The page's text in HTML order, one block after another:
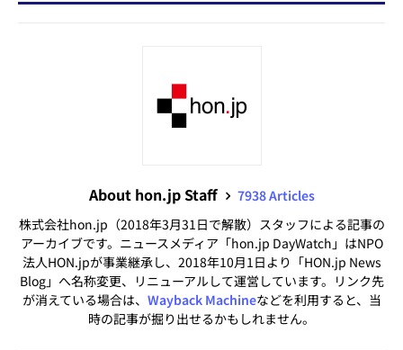
About hon.jp Staff
7938 Articles
株式会社hon.jp（2018年3月31日で解散）スタッフによる記事の
アーカイブです。ニュースメディア「hon.jp DayWatch」はNPO
法人HON.jpが事業継承し、2018年10月1日より「HON.jp News
Blog」へ名称変更、リニューアルして運営しています。リンク先
が消えている場合は、 Wayback Machineなどを利用すると、当
時の記事が掘り出せるかもしれません。